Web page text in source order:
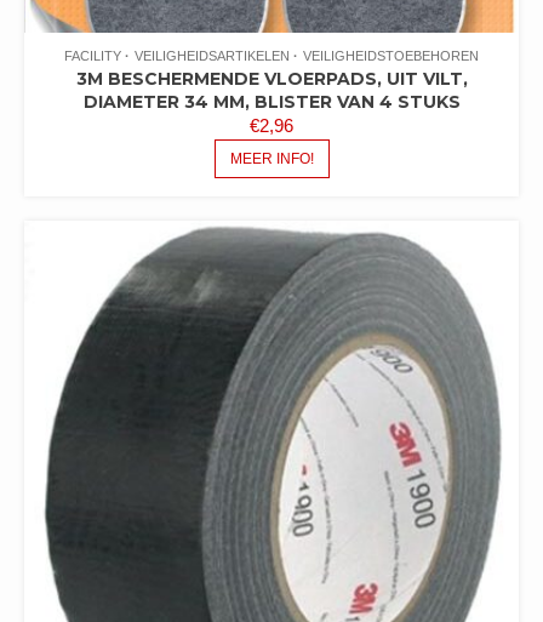
FACILITY VEILIGHEIDSARTIKELEN VEILIGHEIDSTOEBEHOREN
3M BESCHERMENDE VLOERPADS, UIT VILT,
DIAMETER 34 MM, BLISTER VAN 4 STUKS
€2,96
MEER INFO!